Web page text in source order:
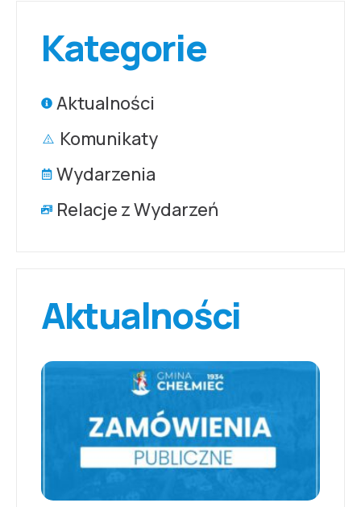
Kategorie
Aktualności
Komunikaty
Wydarzenia
Relacje z Wydarzeń
Aktualności